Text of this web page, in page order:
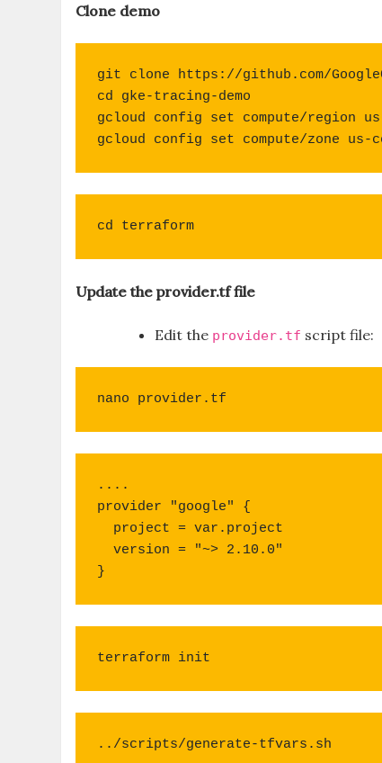
Clone demo
git clone https://github.com/
cd gke-tracing-demo
gcloud config set compute/region
gcloud config set compute/zone us-
cd terraform
Update the provider.tf file
Edit the provider.tf script file:
nano provider.tf
....
provider "google" {
  version = "~> 2.10.0"
}
terraform init
../scripts/generate-tfvars.sh